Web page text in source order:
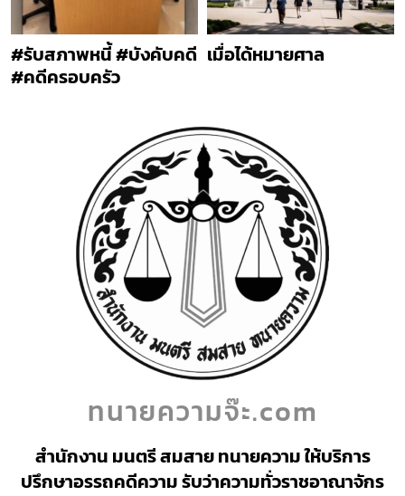
#รับสภาพหนี้ #บังคับคดี
#คดีครอบครัว
เมื่อได้หมายศาล
ทนายความจ๊ะ.com
สำนักงาน มนตรี สมสาย ทนายความ ให้บริการ
ปรึกษาอรรถคดีความ รับว่าความทั่วราชอาณาจักร